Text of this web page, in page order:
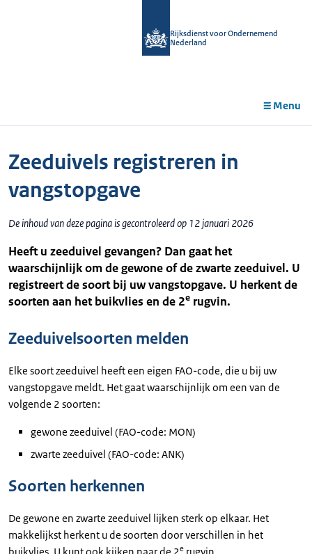
Rijksdienst voor Ondernemend
Nederland
Menu
Zeeduivels registreren in
vangstopgave
De inhoud van deze pagina is gecontroleerd op 12 januari 2026
Heeft u zeeduivel gevangen? Dan gaat het
waarschijnlijk om de gewone of de zwarte zeeduivel. U
registreert de soort bij uw vangstopgave. U herkent de
soorten aan het buikvlies en de 2e rugvin.
Zeeduivelsoorten melden
Elke soort zeeduivel heeft een eigen FAO-code, die u bij uw
vangstopgave meldt. Het gaat waarschijnlijk om een van de
volgende 2 soorten:
gewone zeeduivel (FAO-code: MON)
zwarte zeeduivel (FAO-code: ANK)
Soorten herkennen
De gewone en zwarte zeeduivel lijken sterk op elkaar. Het
makkelijkst herkent u de soorten door verschillen in het
e